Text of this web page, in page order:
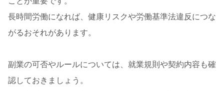
長時間労働になれば、健康リスクや労働基準法違反につな
がるおそれがあります。
副業の可否やルールについては、就業規則や契約内容も確
認しておきましょう。